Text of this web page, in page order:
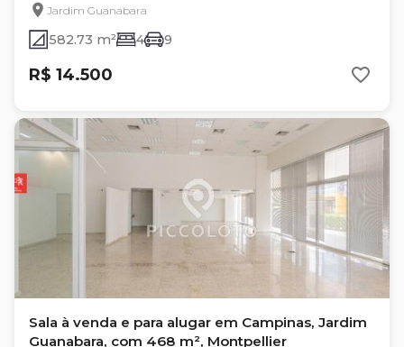
Jardim Guanabara
582.73 m² 4 9
R$ 14.500
Sala à venda e para alugar em Campinas, Jardim
Guanabara, com 468 m², Montpellier